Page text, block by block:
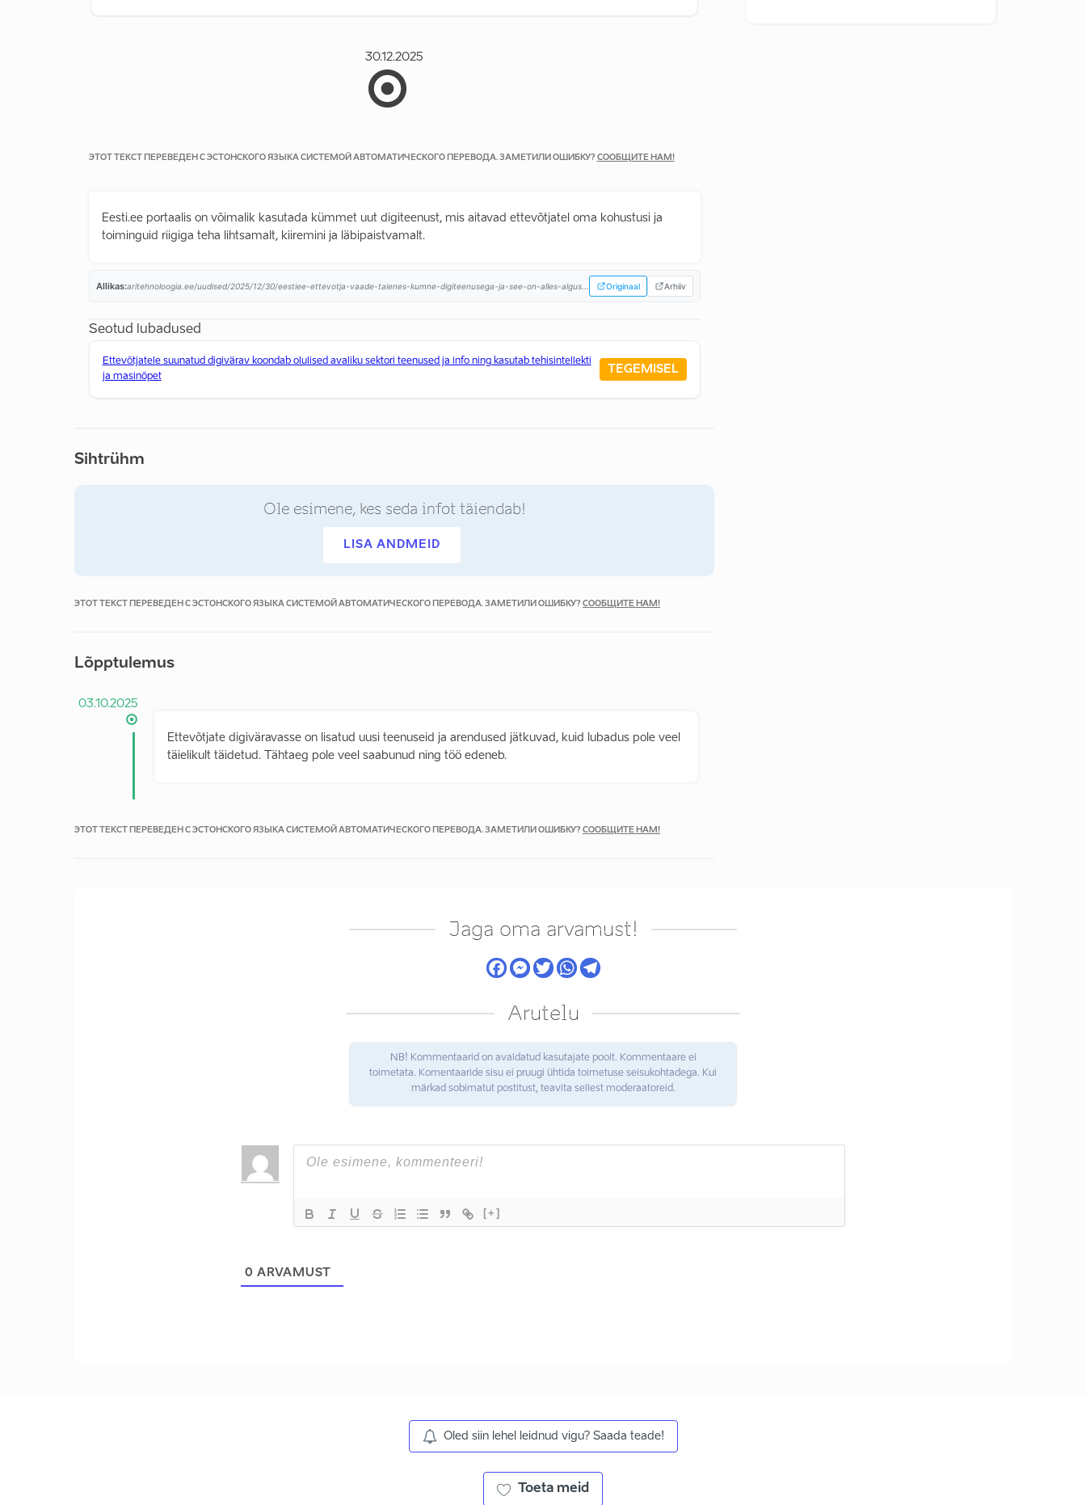
30.12.2025
ЭТОТ ТЕКСТ ПЕРЕВЕДЕН С ЭСТОНСКОГО ЯЗЫКА СИСТЕМОЙ АВТОМАТИЧЕСКОГО ПЕРЕВОДА. ЗАМЕТИЛИ ОШИБКУ? СООБЩИТЕ НАМ!
Eesti.ee portaalis on võimalik kasutada kümmet uut digiteenust, mis aitavad ettevõtjatel oma kohustusi ja
toiminguid riigiga teha lihtsamalt, kiiremini ja läbipaistvamalt.
Allikas:aritehnoloogia.ee/uudised/2025/12/30/eestiee-ettevotja-vaade-taienes-kumne-digiteenusega-ja-see-on-alles-algus... Originaal Arhiiv
Seotud lubadused
Ettevõtjatele suunatud digivärav koondab olulised avaliku sektori teenused ja info ning kasutab tehisintellekti
ja masinõpet
TEGEMISEL
Sihtrühm
Ole esimene, kes seda infot täiendab!
LISA ANDMEID
ЭТОТ ТЕКСТ ПЕРЕВЕДЕН С ЭСТОНСКОГО ЯЗЫКА СИСТЕМОЙ АВТОМАТИЧЕСКОГО ПЕРЕВОДА. ЗАМЕТИЛИ ОШИБКУ? СООБЩИТЕ НАМ!
Lõpptulemus
03.10.2025
Ettevõtjate digiväravasse on lisatud uusi teenuseid ja arendused jätkuvad, kuid lubadus pole veel
täielikult täidetud. Tähtaeg pole veel saabunud ning töö edeneb.
ЭТОТ ТЕКСТ ПЕРЕВЕДЕН С ЭСТОНСКОГО ЯЗЫКА СИСТЕМОЙ АВТОМАТИЧЕСКОГО ПЕРЕВОДА. ЗАМЕТИЛИ ОШИБКУ? СООБЩИТЕ НАМ!
Jaga oma arvamust!
Arutelu
NB! Kommentaarid on avaldatud kasutajate poolt. Kommentaare ei
toimetata. Komentaaride sisu ei pruugi ühtida toimetuse seisukohtadega. Kui
märkad sobimatut postitust, teavita sellest moderaatoreid.
[+]
0 ARVAMUST
Oled siin lehel leidnud vigu? Saada teade!
Toeta meid